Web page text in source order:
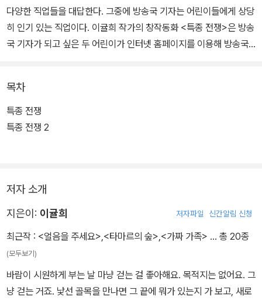
다양한 직업들을 대답한다. 그중에 방송국 기자는 어린이들에게 상당
히 인기 있는 직업이다. 이귤희 작가의 창작동화 <특종 전쟁>은 방송
국 기자가 되고 싶은 두 어린이가 인터넷 홈페이지를 이용해 방송국
이 책을 읽으면 언론의 역할과 기능에 대해서 자연스럽게 알게 되고,
잘못된 언론의 영향이 얼마나 삶을 위험하게 만드는지 깨닫게 된다.
그렇다고 이 책이 기자라는 직업을 소개하는 것에 중점을 둔 학습동
목차
특종 전쟁
특종 전쟁 2
저자 소개
지은이: 이귤희 저자파일 신간알림 신청
최근작 : <얼음을 주세요>,<타마르의 숲>,<가짜 가족> … 총 20종
(모두보기)
바람이 시원하게 부는 날 마냥 걷는 걸 좋아해요. 목적지는 없어요. 그
냥 걷는 거죠. 낯선 골목을 만나면 그 끝에 뭐가 있는지 가 보고, 새로